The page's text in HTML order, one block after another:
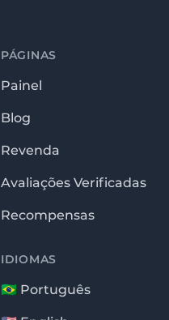
PÁGINAS
Painel
Blog
Revenda
Avaliações Verificadas
Recompensas
IDIOMAS
🇧🇷 Português